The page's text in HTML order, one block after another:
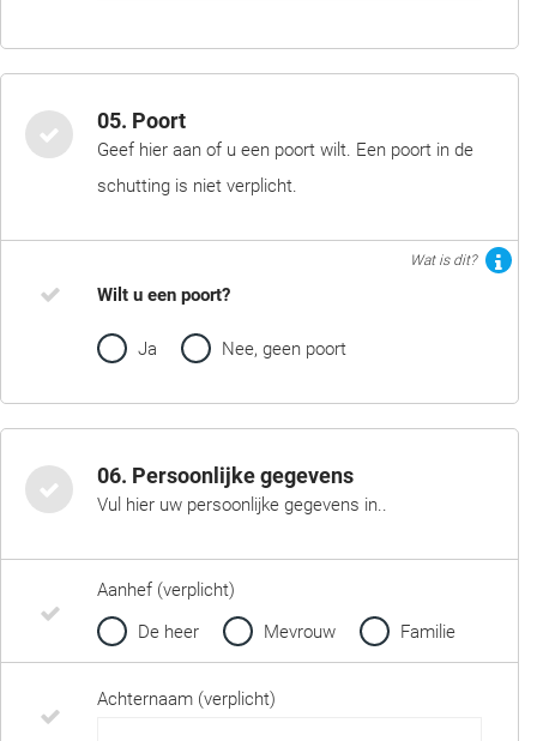
05. Poort
Geef hier aan of u een poort wilt. Een poort in de
schutting is niet verplicht.
Wat is dit?
Wilt u een poort?
Ja Nee, geen poort
06. Persoonlijke gegevens
Vul hier uw persoonlijke gegevens in..
Aanhef (verplicht)
De heer
Mevrouw Familie
Achternaam (verplicht)